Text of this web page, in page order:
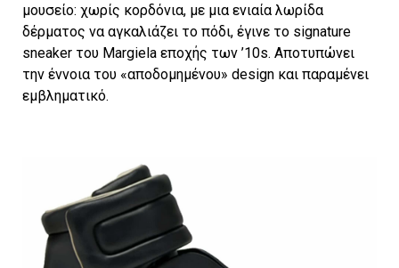
μουσείο: χωρίς κορδόνια, με μια ενιαία λωρίδα
δέρματος να αγκαλιάζει το πόδι, έγινε το signature
sneaker του Margiela εποχής των ’10s. Αποτυπώνει
την έννοια του «αποδομημένου» design και παραμένει
εμβληματικό.